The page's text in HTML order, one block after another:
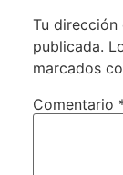
Tu
publicada.
marcados
Comentario